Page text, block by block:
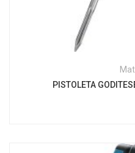
PISTOLETA